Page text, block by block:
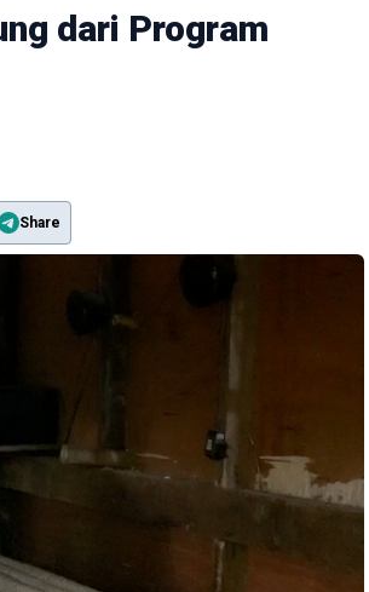
dari Program
Share